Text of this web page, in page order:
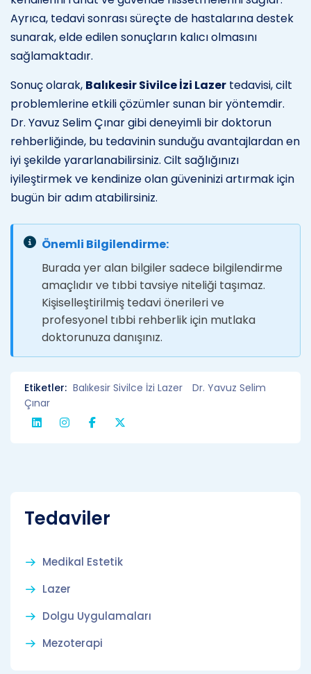
Ayrıca, tedavi sonrası süreçte de hastalarına destek
sunarak, elde edilen sonuçların kalıcı olmasını
sağlamaktadır.
Sonuç olarak, Balıkesir Sivilce İzi Lazer tedavisi, cilt
problemlerine etkili çözümler sunan bir yöntemdir.
Dr. Yavuz Selim Çınar gibi deneyimli bir doktorun
rehberliğinde, bu tedavinin sunduğu avantajlardan en
iyi şekilde yararlanabilirsiniz. Cilt sağlığınızı
iyileştirmek ve kendinize olan güveninizi artırmak için
bugün bir adım atabilirsiniz.
Önemli Bilgilendirme:
Burada yer alan bilgiler sadece bilgilendirme
amaçlıdır ve tıbbi tavsiye niteliği taşımaz.
Kişiselleştirilmiş tedavi önerileri ve
profesyonel tıbbi rehberlik için mutlaka
doktorunuza danışınız.
Etiketler: Balıkesir Sivilce İzi Lazer
Dr. Yavuz Selim
Çınar
Tedaviler
Medikal Estetik
Lazer
Dolgu Uygulamaları
Mezoterapi